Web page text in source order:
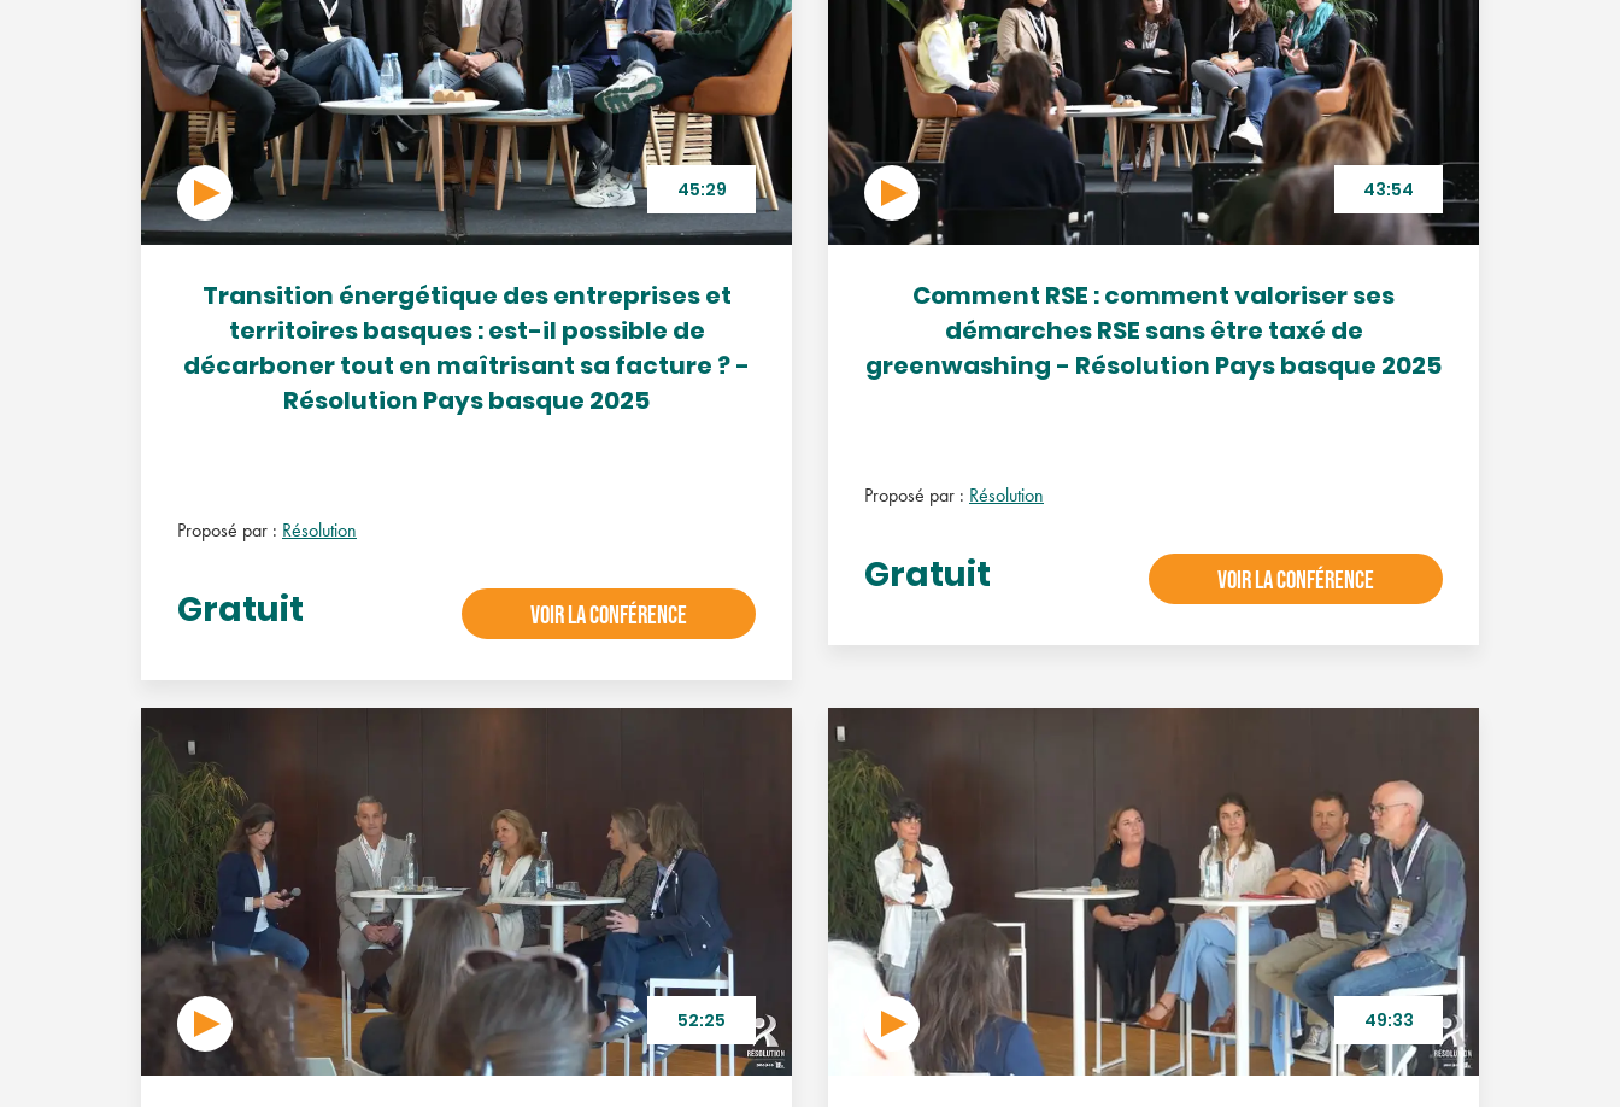
45:29
Transition énergétique des entreprises et
territoires basques : est-il possible de
décarboner tout en maîtrisant sa facture ? -
Résolution Pays basque 2025
Proposé par : Résolution
Gratuit VOIR LA CONFÉRENCE
43:54
Comment RSE : comment valoriser ses
démarches RSE sans être taxé de
greenwashing - Résolution Pays basque 2025
Proposé par : Résolution
Gratuit VOIR LA CONFÉRENCE
52:25 49:33